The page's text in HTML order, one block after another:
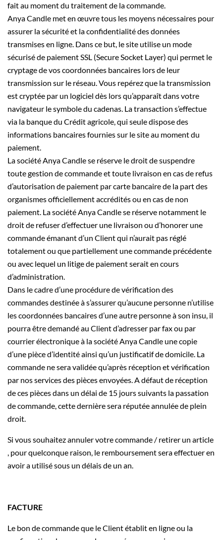
fait au moment du traitement de la commande.
Anya Candle met en œuvre tous les moyens nécessaires pour
assurer la sécurité et la confidentialité des données
transmises en ligne. Dans ce but, le site utilise un mode
sécurisé de paiement SSL (Secure Socket Layer) qui permet le
cryptage de vos coordonnées bancaires lors de leur
transmission sur le réseau. Vous repérez que la transmission
est cryptée par un logiciel dès lors qu’apparaît dans votre
navigateur le symbole du cadenas. La transaction s’effectue
via la banque du Crédit agricole, qui seule dispose des
informations bancaires fournies sur le site au moment du
paiement.
La société Anya Candle se réserve le droit de suspendre
toute gestion de commande et toute livraison en cas de refus
d’autorisation de paiement par carte bancaire de la part des
organismes officiellement accrédités ou en cas de non
paiement. La société Anya Candle se réserve notamment le
droit de refuser d’effectuer une livraison ou d’honorer une
commande émanant d’un Client qui n’aurait pas réglé
totalement ou que partiellement une commande précédente
ou avec lequel un litige de paiement serait en cours
d’administration.
Dans le cadre d’une procédure de vérification des
commandes destinée à s’assurer qu’aucune personne n’utilise
les coordonnées bancaires d’une autre personne à son insu, il
pourra être demandé au Client d’adresser par fax ou par
courrier électronique à la société Anya Candle une copie
d’une pièce d’identité ainsi qu’un justificatif de domicile. La
commande ne sera validée qu’après réception et vérification
par nos services des pièces envoyées. A défaut de réception
de ces pièces dans un délai de 15 jours suivants la passation
de commande, cette dernière sera réputée annulée de plein
droit.
Si vous souhaitez annuler votre commande / retirer un article
, pour quelconque raison, le remboursement sera effectuer en
avoir a utilisé sous un délais de un an.
FACTURE
Le bon de commande que le Client établit en ligne ou la